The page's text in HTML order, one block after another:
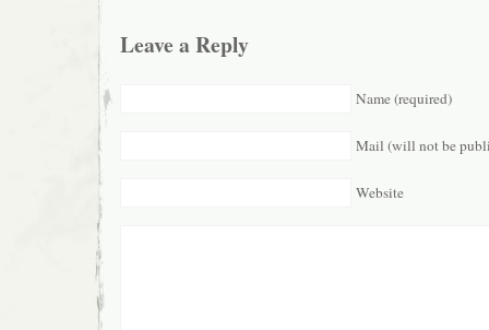
Leave a Reply
Name (required)
Mail (will not be
Website